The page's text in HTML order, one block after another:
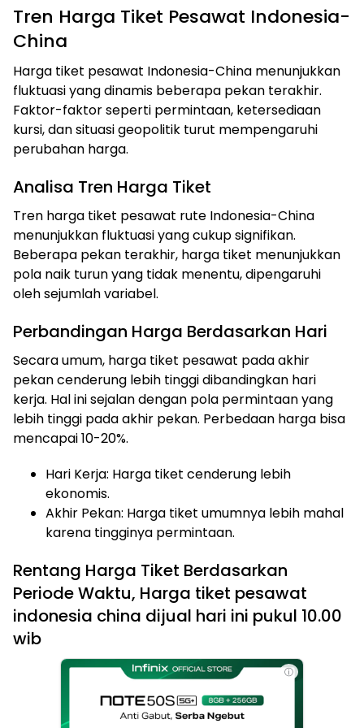
Tren Harga Tiket Pesawat Indonesia-
China
Harga tiket pesawat Indonesia-China menunjukkan
fluktuasi yang dinamis beberapa pekan terakhir.
Faktor-faktor seperti permintaan, ketersediaan
kursi, dan situasi geopolitik turut mempengaruhi
perubahan harga.
Analisa Tren Harga Tiket
Tren harga tiket pesawat rute Indonesia-China
menunjukkan fluktuasi yang cukup signifikan.
Beberapa pekan terakhir, harga tiket menunjukkan
pola naik turun yang tidak menentu, dipengaruhi
oleh sejumlah variabel.
Perbandingan Harga Berdasarkan Hari
Secara umum, harga tiket pesawat pada akhir
pekan cenderung lebih tinggi dibandingkan hari
kerja. Hal ini sejalan dengan pola permintaan yang
lebih tinggi pada akhir pekan. Perbedaan harga bisa
mencapai 10-20%.
Hari Kerja: Harga tiket cenderung lebih
ekonomis.
Akhir Pekan: Harga tiket umumnya lebih mahal
karena tingginya permintaan.
Rentang Harga Tiket Berdasarkan
Periode Waktu, Harga tiket pesawat
indonesia china dijual hari ini pukul 10.00
wib
ⓘ